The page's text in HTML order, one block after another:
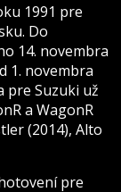
1991 pre
Do
14. novembra
1. novembra
pre Suzuki už
a WagonR
(2014), Alto
pre